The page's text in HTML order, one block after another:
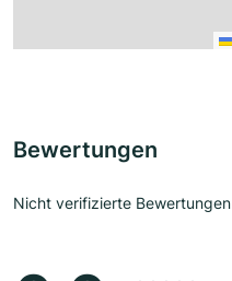
Bewertungen
Nicht verifizierte Bewertungen